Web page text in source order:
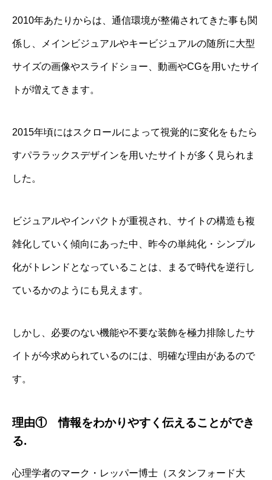
2010年あたりからは、通信環境が整備されてきた事も関
係し、メインビジュアルやキービジュアルの随所に大型
サイズの画像やスライドショー、動画やCGを用いたサイ
トが増えてきます。
2015年頃にはスクロールによって視覚的に変化をもたら
すパララックスデザインを用いたサイトが多く見られま
した。
ビジュアルやインパクトが重視され、サイトの構造も複
雑化していく傾向にあった中、昨今の単純化・シンプル
化がトレンドとなっていることは、まるで時代を逆行し
ているかのようにも見えます。
しかし、必要のない機能や不要な装飾を極力排除したサ
イトが今求められているのには、明確な理由があるので
す。
理由① 情報をわかりやすく伝えることができ
る.
心理学者のマーク・レッパー博士（スタンフォード大